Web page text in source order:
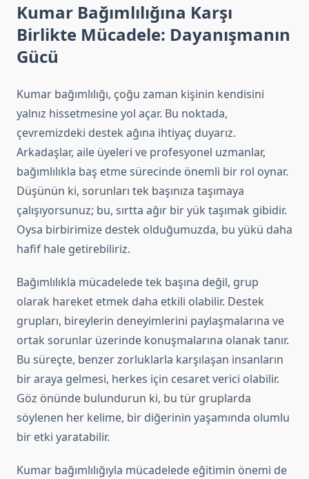
Kumar Bağımlılığına Karşı
Birlikte Mücadele: Dayanışmanın
Gücü
Kumar bağımlılığı, çoğu zaman kişinin kendisini
yalnız hissetmesine yol açar. Bu noktada,
çevremizdeki destek ağına ihtiyaç duyarız.
Arkadaşlar, aile üyeleri ve profesyonel uzmanlar,
bağımlılıkla baş etme sürecinde önemli bir rol oynar.
Düşünün ki, sorunları tek başınıza taşımaya
çalışıyorsunuz; bu, sırtta ağır bir yük taşımak gibidir.
Oysa birbirimize destek olduğumuzda, bu yükü daha
hafif hale getirebiliriz.
Bağımlılıkla mücadelede tek başına değil, grup
olarak hareket etmek daha etkili olabilir. Destek
grupları, bireylerin deneyimlerini paylaşmalarına ve
ortak sorunlar üzerinde konuşmalarına olanak tanır.
Bu süreçte, benzer zorluklarla karşılaşan insanların
bir araya gelmesi, herkes için cesaret verici olabilir.
Göz önünde bulundurun ki, bu tür gruplarda
söylenen her kelime, bir diğerinin yaşamında olumlu
bir etki yaratabilir.
Kumar bağımlılığıyla mücadelede eğitimin önemi de